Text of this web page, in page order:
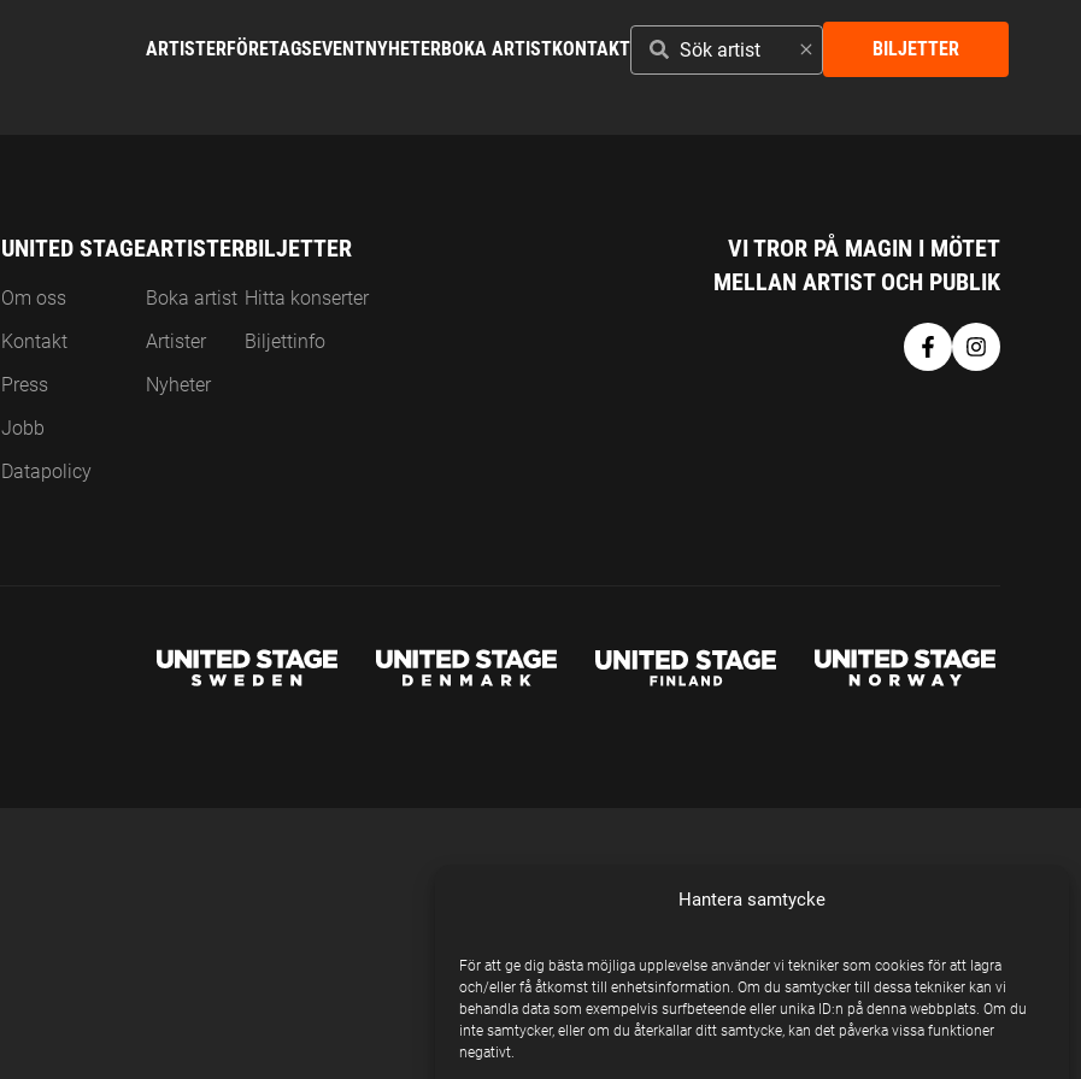
Hantera samtycke
För att ge dig bästa möjliga upplevelse använder vi tekniker som cookies för att lagra
och/eller få åtkomst till enhetsinformation. Om du samtycker till dessa tekniker kan vi
behandla data som exempelvis surfbeteende eller unika ID:n på denna webbplats. Om du
inte samtycker, eller om du återkallar ditt samtycke, kan det påverka vissa funktioner
negativt.
ARTISTERFÖRETAGSEVENTNYHETERBOKA ARTISTKONTAKTSÖK
ARTIST
BILJETTER
UNITED STAGE
Om oss
Kontakt
Press
Jobb
Datapolicy
ARTISTER
Boka artist
Artister
Nyheter
BILJETTER
Hitta konserter
Biljettinfo
VI TROR PÅ MAGIN I MÖTET
MELLAN ARTIST OCH PUBLIK